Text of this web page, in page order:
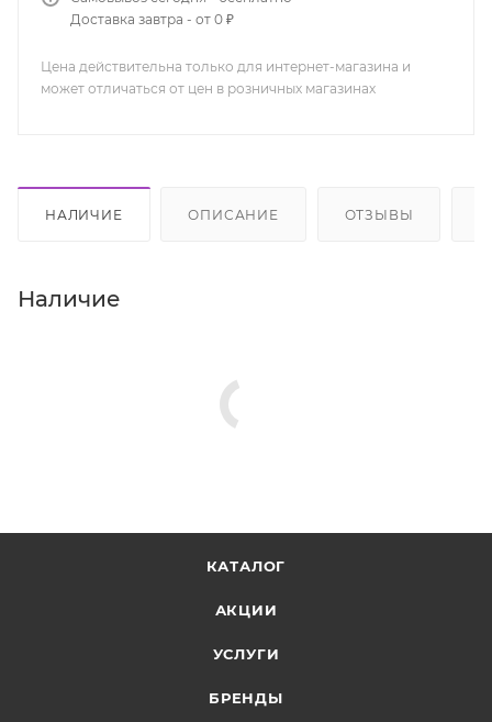
Доставка завтра - от 0 ₽
Цена действительна только для интернет-магазина и
может отличаться от цен в розничных магазинах
НАЛИЧИЕ ОПИСАНИЕ ОТЗЫВЫ
Наличие
КАТАЛОГ
АКЦИИ
УСЛУГИ
БРЕНДЫ